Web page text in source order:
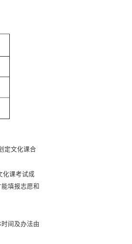
定文化课合
化课考试成
填报志愿和
间及办法由